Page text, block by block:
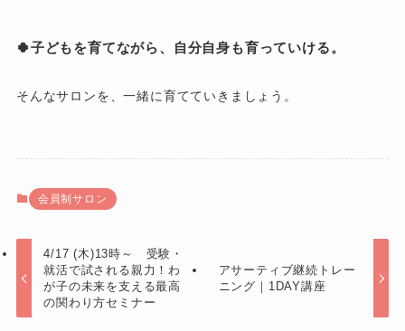
🍀子どもを育てながら、自分自身も育っていける。
そんなサロンを、一緒に育てていきましょう。
会員制サロン
4/17 (木)13時～ 受験・
就活で試される親力！わ
が子の未来を支える最高
の関わり方セミナー
アサーティブ継続トレー
ニング｜1DAY講座